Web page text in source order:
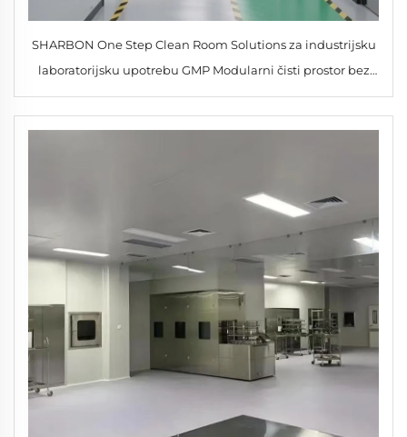
SHARBON One Step Clean Room Solutions za industrijsku
laboratorijsku upotrebu GMP Modularni čisti prostor bez
prašine HEPA filter 1 godina garancija